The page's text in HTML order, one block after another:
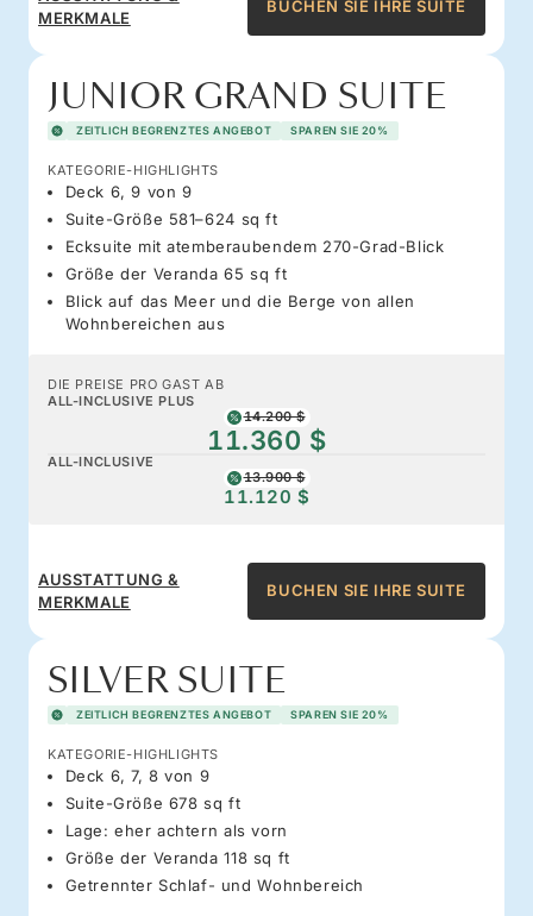
MERKMALE
BUCHEN SIE IHRE SUITE
JUNIOR GRAND SUITE
ZEITLICH BEGRENZTES ANGEBOT SPAREN SIE 20%
KATEGORIE-HIGHLIGHTS
Deck 6, 9 von 9
Suite-Größe 581–624 sq ft
Ecksuite mit atemberaubendem 270-Grad-Blick
Größe der Veranda 65 sq ft
Blick auf das Meer und die Berge von allen
Wohnbereichen aus
DIE PREISE PRO GAST AB
ALL-INCLUSIVE PLUS
14.200 $
11.360 $
ALL-INCLUSIVE
13.900 $
11.120 $
AUSSTATTUNG &
MERKMALE
BUCHEN SIE IHRE SUITE
SILVER SUITE
ZEITLICH BEGRENZTES ANGEBOT SPAREN SIE 20%
KATEGORIE-HIGHLIGHTS
Deck 6, 7, 8 von 9
Suite-Größe 678 sq ft
Lage: eher achtern als vorn
Größe der Veranda 118 sq ft
Getrennter Schlaf- und Wohnbereich